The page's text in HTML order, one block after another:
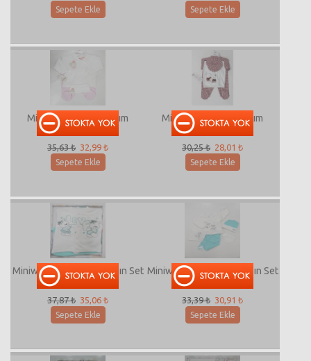
Sepete Ekle Sepete Ekle
Miniworld-13650 Takım
35,63 ₺ 32,99 ₺
Sepete Ekle
Miniworld-13392 Takım
30,25 ₺ 28,01 ₺
Sepete Ekle
Miniworld-13589 5'Li Zıbın Set
37,87 ₺ 35,06 ₺
Sepete Ekle
Miniworld-13571 5'Li Zıbın Set
33,39 ₺ 30,91 ₺
Sepete Ekle